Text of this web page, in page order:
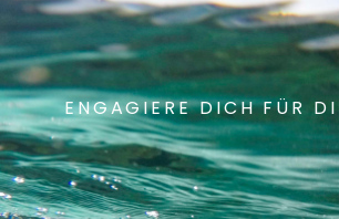
ENGAGIERE DICH FÜR